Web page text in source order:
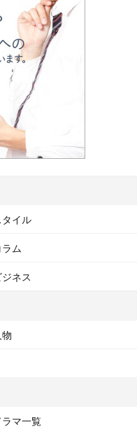
タイル
ラム
ジネス
物
ラマ一覧